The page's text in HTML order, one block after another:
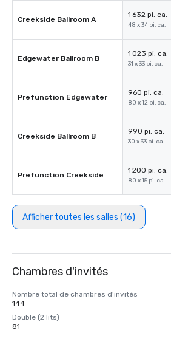
Creekside Ballroom A
1 632 pi. ca.
48 x 34 pi. ca.
Edgewater Ballroom B
1 023 pi. ca.
31 x 33 pi. ca.
Prefunction Edgewater
960 pi. ca.
80 x 12 pi. ca.
Creekside Ballroom B
990 pi. ca.
30 x 33 pi. ca.
Prefunction Creekside
1 200 pi. ca.
80 x 15 pi. ca.
Afficher toutes les salles (16)
Chambres d'invités
Nombre total de chambres d'invités
144
Double (2 lits)
81